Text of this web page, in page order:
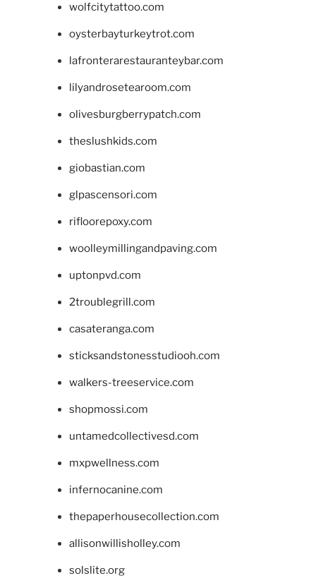
wolfcitytattoo.com
oysterbayturkeytrot.com
lafronterarestauranteybar.com
lilyandrosetearoom.com
olivesburgberrypatch.com
theslushkids.com
giobastian.com
glpascensori.com
rifloorepoxy.com
woolleymillingandpaving.com
uptonpvd.com
2troublegrill.com
casateranga.com
sticksandstonesstudiooh.com
walkers-treeservice.com
shopmossi.com
untamedcollectivesd.com
mxpwellness.com
infernocanine.com
thepaperhousecollection.com
allisonwillisholley.com
solslite.org